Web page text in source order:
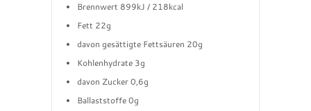
Brennwert 899kJ / 218kcal
Fett 22g
davon gesättigte Fettsäuren 20g
Kohlenhydrate 3g
davon Zucker 0,6g
Ballaststoffe 0g